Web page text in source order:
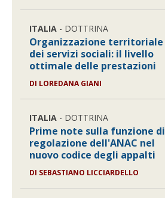
ITALIA - DOTTRINA
Organizzazione territoriale
dei servizi sociali: il livello
ottimale delle prestazioni
DI LOREDANA GIANI
ITALIA - DOTTRINA
Prime note sulla funzione di
regolazione dell'ANAC nel
nuovo codice degli appalti
DI SEBASTIANO LICCIARDELLO